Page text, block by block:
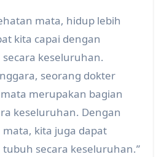
mata, hidup lebih
kita capai dengan
keseluruhan.
seorang dokter
merupakan bagian
keseluruhan. Dengan
kita juga dapat
secara keseluruhan.”